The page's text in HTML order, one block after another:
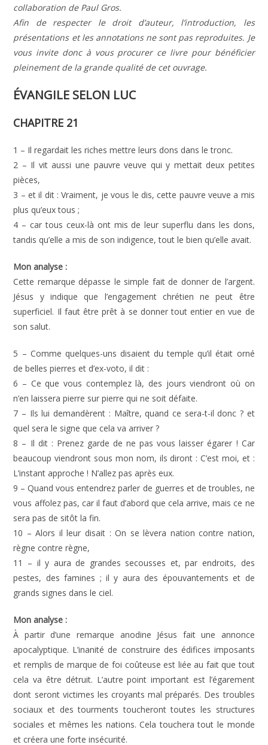
collaboration de Paul Gros.
Afin de respecter le droit d’auteur, l’introduction, les
présentations et les annotations ne sont pas reproduites. Je
vous invite donc à vous procurer ce livre pour bénéficier
pleinement de la grande qualité de cet ouvrage.
ÉVANGILE SELON LUC
CHAPITRE 21
1 – Il regardait les riches mettre leurs dons dans le tronc.
2 – Il vit aussi une pauvre veuve qui y mettait deux petites
pièces,
3 – et il dit : Vraiment, je vous le dis, cette pauvre veuve a mis
plus qu’eux tous ;
4 – car tous ceux-là ont mis de leur superflu dans les dons,
tandis qu’elle a mis de son indigence, tout le bien qu’elle avait.
Mon analyse :
Cette remarque dépasse le simple fait de donner de l’argent.
Jésus y indique que l’engagement chrétien ne peut être
superficiel. Il faut être prêt à se donner tout entier en vue de
son salut.
5 – Comme quelques-uns disaient du temple qu’il était orné
de belles pierres et d’ex-voto, il dit :
6 – Ce que vous contemplez là, des jours viendront où on
n’en laissera pierre sur pierre qui ne soit défaite.
7 – Ils lui demandèrent : Maître, quand ce sera-t-il donc ? et
quel sera le signe que cela va arriver ?
8 – Il dit : Prenez garde de ne pas vous laisser égarer ! Car
beaucoup viendront sous mon nom, ils diront : C’est moi, et :
L’instant approche ! N’allez pas après eux.
9 – Quand vous entendrez parler de guerres et de troubles, ne
vous affolez pas, car il faut d’abord que cela arrive, mais ce ne
sera pas de sitôt la fin.
10 – Alors il leur disait : On se lèvera nation contre nation,
règne contre règne,
11 – il y aura de grandes secousses et, par endroits, des
pestes, des famines ; il y aura des épouvantements et de
grands signes dans le ciel.
Mon analyse :
À partir d’une remarque anodine Jésus fait une annonce
apocalyptique. L’inanité de construire des édifices imposants
et remplis de marque de foi coûteuse est liée au fait que tout
cela va être détruit. L’autre point important est l’égarement
dont seront victimes les croyants mal préparés. Des troubles
sociaux et des tourments toucheront toutes les structures
sociales et mêmes les nations. Cela touchera tout le monde
et créera une forte insécurité.